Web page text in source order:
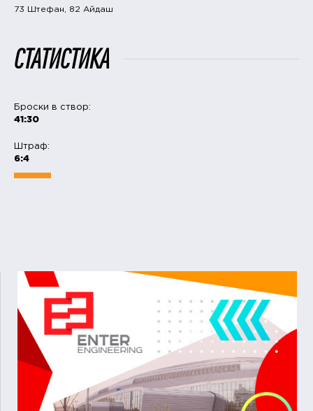
73 Штефан, 82 Айдаш
СТАТИСТИКА
Броски в створ:
41:30
Штраф:
6:4